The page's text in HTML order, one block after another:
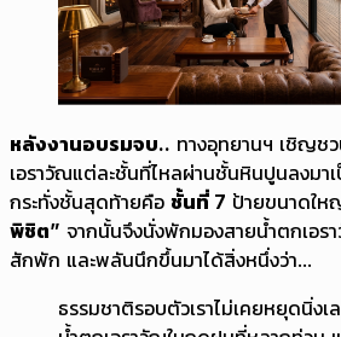
หลังงานอบรมจบ.. ทางอุทยานฯ เชิญช
เอราวัณแต่ละชั้นที่ไหลผ่านชั้นหินปูนลงมา
กระทั่งชั้นสุดท้ายคือ ชั้นที่ 7 ป้ายขนาดให
พิชิต” จากนั้นจึงนั่งพักมองสายน้ำตกเอร
สักพัก และพลันนึกขึ้นมาได้สิ่งหนึ่งว่า...
ธรรมชาติรอบตัวเราไม่เคยหยุดนิ่ง